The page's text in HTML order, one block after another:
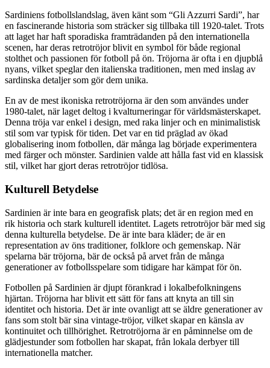
Sardiniens fotbollslandslag, även känt som “Gli Azzurri Sardi”, har
en fascinerande historia som sträcker sig tillbaka till 1920-talet. Trots
att laget har haft sporadiska framträdanden på den internationella
scenen, har deras retrotröjor blivit en symbol för både regional
stolthet och passionen för fotboll på ön. Tröjorna är ofta i en djupblå
nyans, vilket speglar den italienska traditionen, men med inslag av
sardinska detaljer som gör dem unika.
En av de mest ikoniska retrotröjorna är den som användes under
1980-talet, när laget deltog i kvalturneringar för världsmästerskapet.
Denna tröja var enkel i design, med raka linjer och en minimalistisk
stil som var typisk för tiden. Det var en tid präglad av ökad
globalisering inom fotbollen, där många lag började experimentera
med färger och mönster. Sardinien valde att hålla fast vid en klassisk
stil, vilket har gjort deras retrotröjor tidlösa.
Kulturell Betydelse
Sardinien är inte bara en geografisk plats; det är en region med en
rik historia och stark kulturell identitet. Lagets retrotröjor bär med sig
denna kulturella betydelse. De är inte bara kläder; de är en
representation av öns traditioner, folklore och gemenskap. När
spelarna bär tröjorna, bär de också på arvet från de många
generationer av fotbollsspelare som tidigare har kämpat för ön.
Fotbollen på Sardinien är djupt förankrad i lokalbefolkningens
hjärtan. Tröjorna har blivit ett sätt för fans att knyta an till sin
identitet och historia. Det är inte ovanligt att se äldre generationer av
fans som stolt bär sina vintage-tröjor, vilket skapar en känsla av
kontinuitet och tillhörighet. Retrotröjorna är en påminnelse om de
glädjestunder som fotbollen har skapat, från lokala derbyer till
internationella matcher.